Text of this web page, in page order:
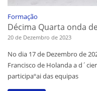
Formação
Décima Quarta onda
20 de Dezembro de 2023
No dia 17 de Dezembro de
Francisco de Holanda a
participaºai das equipas